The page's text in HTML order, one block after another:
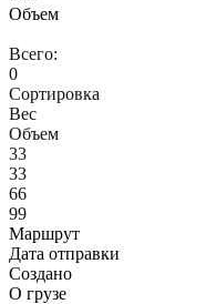
Объем
Всего:
0
Сортировка
Вес
Объем
33
33
66
99
Маршрут
Дата отправки
Создано
О грузе